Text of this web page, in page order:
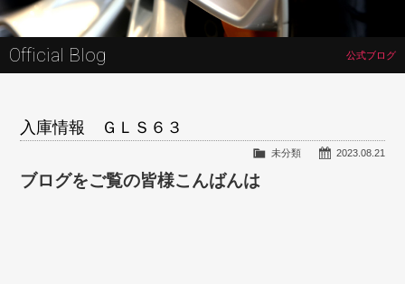
Official Blog 公式ブログ
入庫情報 ＧＬＳ６３
2023.08.21
未分類
ブログをご覧の皆様こんばんは